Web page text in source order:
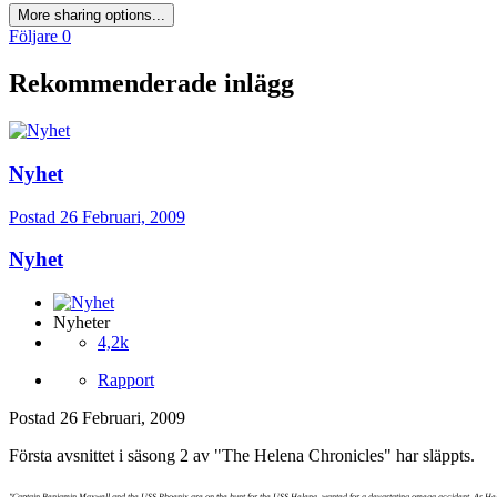
More sharing options...
Följare 0
Rekommenderade inlägg
Nyhet
Postad 26 Februari, 2009
Nyhet
Nyheter
4,2k
Rapport
Postad 26 Februari, 2009
Första avsnittet i säsong 2 av "The Helena Chronicles" har släppts.